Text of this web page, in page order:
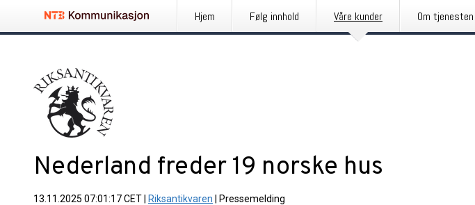
Hjem Følg innhold Våre kunder Om tjenesten
Nederland freder 19 norske hus
13.11.2025 07:01:17 CET Riksantikvaren Pressemelding